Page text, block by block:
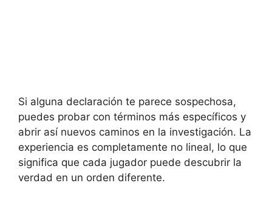
Si alguna declaración te parece sospechosa,
puedes probar con términos más específicos y
abrir así nuevos caminos en la investigación. La
experiencia es completamente no lineal, lo que
significa que cada jugador puede descubrir la
verdad en un orden diferente.